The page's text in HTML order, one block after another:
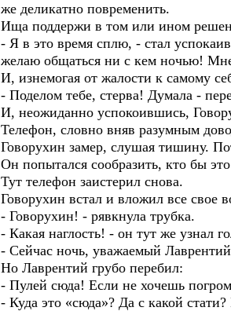
же деликатно повременить.
Ища поддержи в том или ином
- Я в это время сплю, - стал
желаю общаться ни с кем ночью!
И, изнемогая от жалости к самому
- Поделом тебе, стерва! Думала -
И, неожиданно успокоившись,
Телефон, словно вняв разумным
Говорухин замер, слушая тишину.
Он попытался сообразить, кто бы
Тут телефон заистерил снова.
Говорухин встал и вложил все свое
- Говорухин! - рявкнула трубка.
- Какая наглость! - он тут же узнал
- Сейчас ночь, уважаемый
Но Лаврентий грубо перебил:
- Пулей сюда! Если не хочешь
- Куда это «сюда»? Да с какой